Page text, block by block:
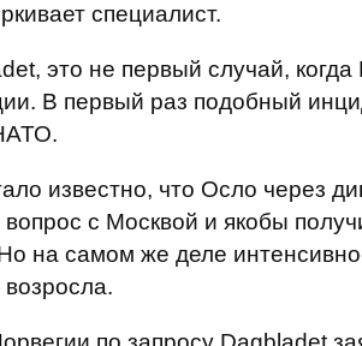
специалист.
это не первый случай,
В первый раз подобный
известно, что Осло через
вопрос с Москвой и якобы
на самом же деле